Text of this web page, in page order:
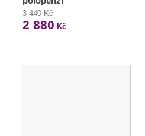
3 440 Kč
2 880 Kč